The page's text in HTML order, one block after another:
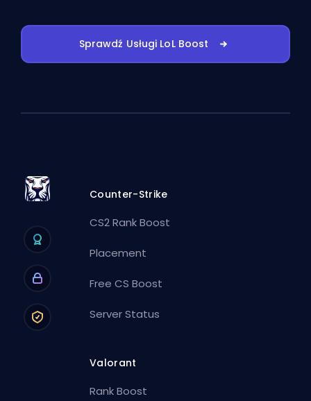
Sprawdź Usługi LoL Boost
Counter-Strike
CS2 Rank Boost
Placement
Free CS Boost
Server Status
Valorant
Rank Boost